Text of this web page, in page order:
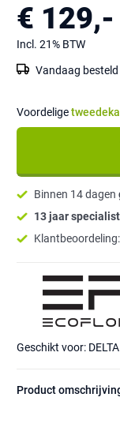
€ 129,-
Incl. 21% BTW
Vandaag
Voordelige
Binnen 14 dagen
13 jaar specialist
Klantbeoordeling:
Geschikt voor:
Product